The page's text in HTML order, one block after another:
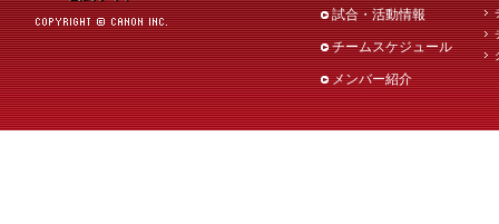
試合・活動情報
チームスケジュール
メンバー紹介